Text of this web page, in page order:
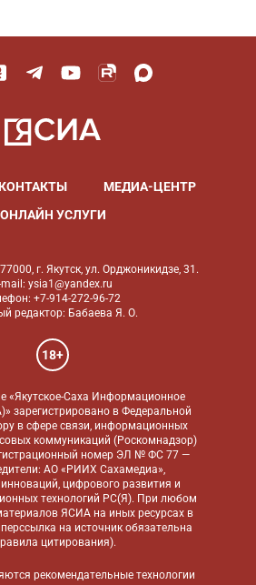
КОНТАКТЫ
МЕДИА-ЦЕНТР
ОНЛАЙН УСЛУГИ
г. Якутск, ул. Орджоникидзе, 31.
mail: ysia1@yandex.ru
+7-914-272-96-72
редактор: Бабаева Я. О.
18+
«Якутское-Саха Информационное
зарегистрировано в Федеральной
в сфере связи, информационных
коммуникаций (Роскомнадзор)
номер ЭЛ № ФС 77 —
АО «РИИХ Сахамедиа»,
цифрового развития и
технологий РС(Я). При любом
ЯСИА на иных ресурсах в
на источник обязательна
цитирования).
рекомендательные технологии